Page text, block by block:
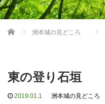
Home 洲本城の見どころ
東の登り石垣
2019.01.1 洲本城の見どころ